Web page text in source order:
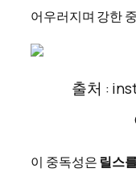
어우러지며 강한
출처 :
이 중독성은 릴스